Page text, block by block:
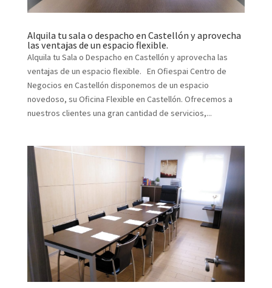
Alquila tu sala o despacho en Castellón y aprovecha
las ventajas de un espacio flexible.
Alquila tu Sala o Despacho en Castellón y aprovecha las
ventajas de un espacio flexible. En Ofiespai Centro de
Negocios en Castellón disponemos de un espacio
novedoso, su Oficina Flexible en Castellón. Ofrecemos a
nuestros clientes una gran cantidad de servicios,...